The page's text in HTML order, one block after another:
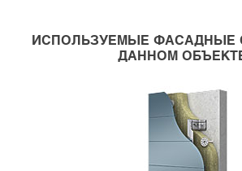
ИСПОЛЬЗУЕМЫЕ ФАСАДНЫЕ
ДАННОМ